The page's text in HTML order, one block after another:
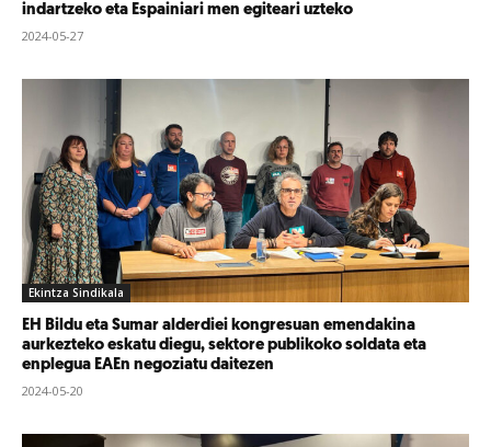
indartzeko eta Espainiari men egiteari uzteko
2024-05-27
Ekintza Sindikala
EH Bildu eta Sumar alderdiei kongresuan emendakina
aurkezteko eskatu diegu, sektore publikoko soldata eta
enplegua EAEn negoziatu daitezen
2024-05-20